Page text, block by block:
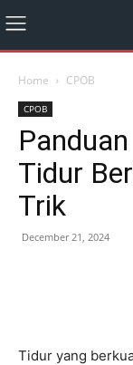
Home CPOB
CPOB
Tidur
Trik
December 21, 2024
Tidur yang